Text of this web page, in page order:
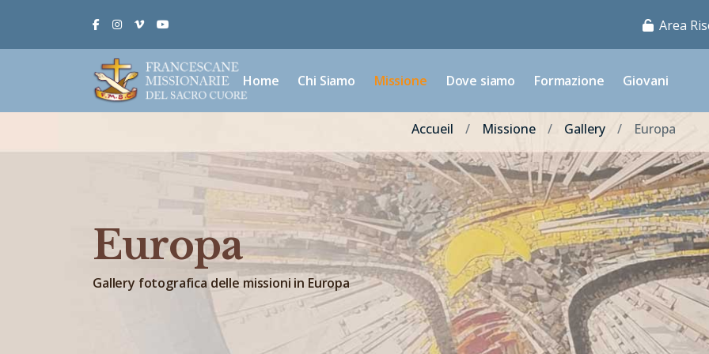
FacebookInstagram
Vimeo Area
Home Chi Siamo Missione Dove siamo Formazione Giovani
Accueil Missione Gallery Europa
Europa
Gallery fotografica delle missioni in Europa